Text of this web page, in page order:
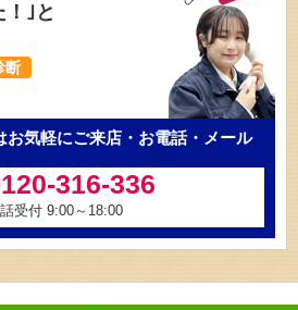
｣と
断
お気軽にご来店・お電話・メール
316-336
受付 9:00～18:00